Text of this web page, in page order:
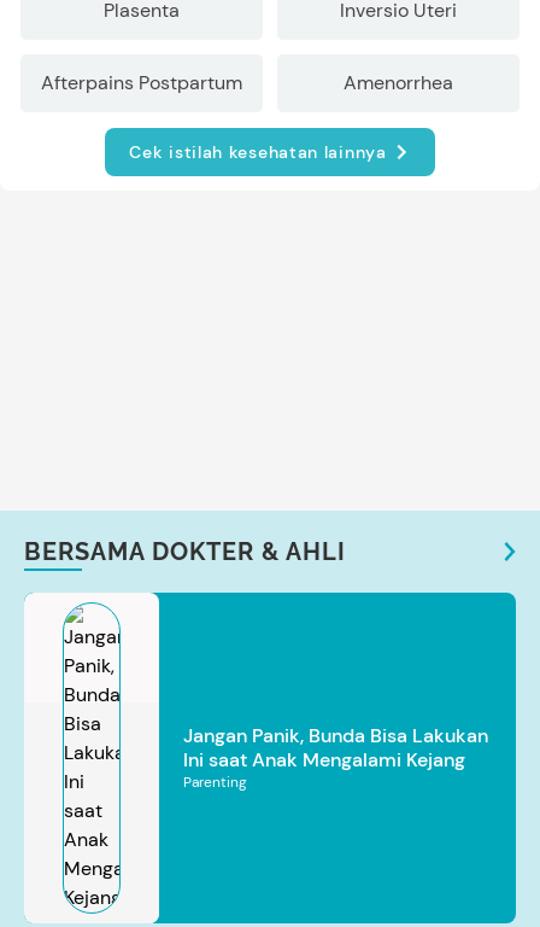
Plasenta Inversio Uteri
Afterpains Postpartum Amenorrhea
Cek istilah kesehatan lainnya
BERSAMA DOKTER & AHLI
Jangan Panik, Bunda Bisa Lakukan
Ini saat Anak Mengalami Kejang
Parenting